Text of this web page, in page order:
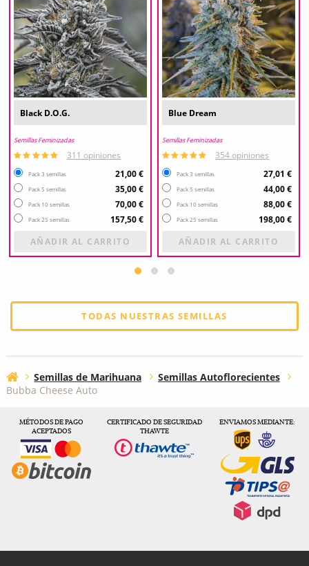
Black D.O.G.
Semillas Feminizadas
311 opiniones
Pack 3 semillas 21,00 €
Pack 5 semillas 35,00 €
Pack 10 semillas 70,00 €
Pack 25 semillas
157,50 €
AÑADIR AL CARRITO
Blue Dream
Semillas Feminizadas
354 opiniones
Pack 3 semillas 27,01 €
Pack 5 semillas 44,00 €
Pack 10 semillas 88,00 €
Pack 25 semillas
198,00 €
AÑADIR AL CARRITO
TODAS NUESTRAS SEMILLAS
Semillas de Marihuana
Semillas Autoflorecientes
Bubba Cheese Auto
MÉTODOS DE PAGO
ACEPTADOS
CERTIFICADO DE SEGURIDAD
THAWTE
ENVIAMOS MEDIANTE: